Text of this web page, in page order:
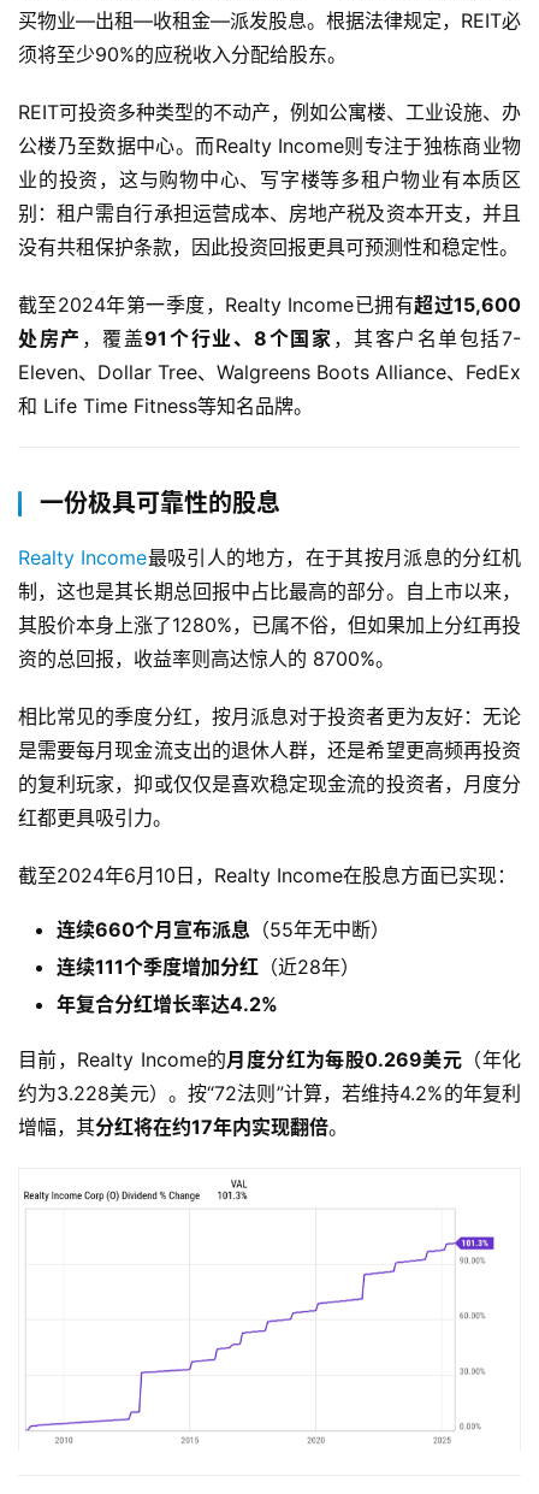
买物业—出租—收租金—派发股息。根据法律规定，REIT必
须将至少90%的应税收入分配给股东。
REIT可投资多种类型的不动产，例如公寓楼、工业设施、办
公楼乃至数据中心。而Realty Income则专注于独栋商业物
业的投资，这与购物中心、写字楼等多租户物业有本质区
别：租户需自行承担运营成本、房地产税及资本开支，并且
没有共租保护条款，因此投资回报更具可预测性和稳定性。
截至2024年第一季度，Realty Income已拥有超过15,600
处房产 ，覆盖91个行业、8个国家 ，其客户名单包括7-
Eleven、Dollar Tree、Walgreens Boots Alliance、FedEx
和 Life Time Fitness等知名品牌。
一份极具可靠性的股息
Realty Income最吸引人的地方，在于其按月派息的分红机
制，这也是其长期总回报中占比最高的部分。自上市以来，
其股价本身上涨了1280%，已属不俗，但如果加上分红再投
资的总回报，收益率则高达惊人的 8700%。
相比常见的季度分红，按月派息对于投资者更为友好：无论
是需要每月现金流支出的退休人群，还是希望更高频再投资
的复利玩家，抑或仅仅是喜欢稳定现金流的投资者，月度分
红都更具吸引力。
截至2024年6月10日，Realty Income在股息方面已实现：
连续660个月宣布派息 （55年无中断）
连续111个季度增加分红 （近28年）
年复合分红增长率达4.2%
目前，Realty Income的月度分红为每股0.269美元 （年化
约为3.228美元）。按“72法则”计算，若维持4.2%的年复利
增幅，其分红将在约17年内实现翻倍。